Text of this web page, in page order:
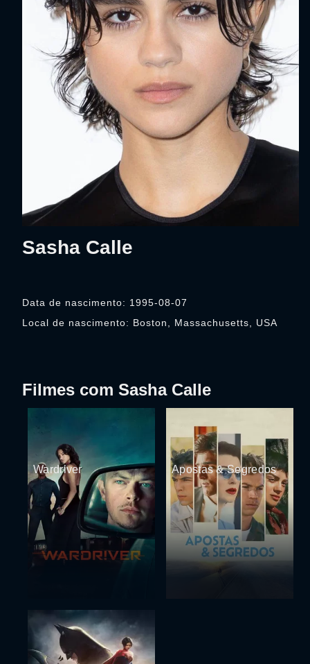
Sasha Calle
Data de nascimento: 1995-08-07
Local de nascimento: Boston, Massachusetts, USA
Filmes com Sasha Calle
Wardriver Apostas & Segredos